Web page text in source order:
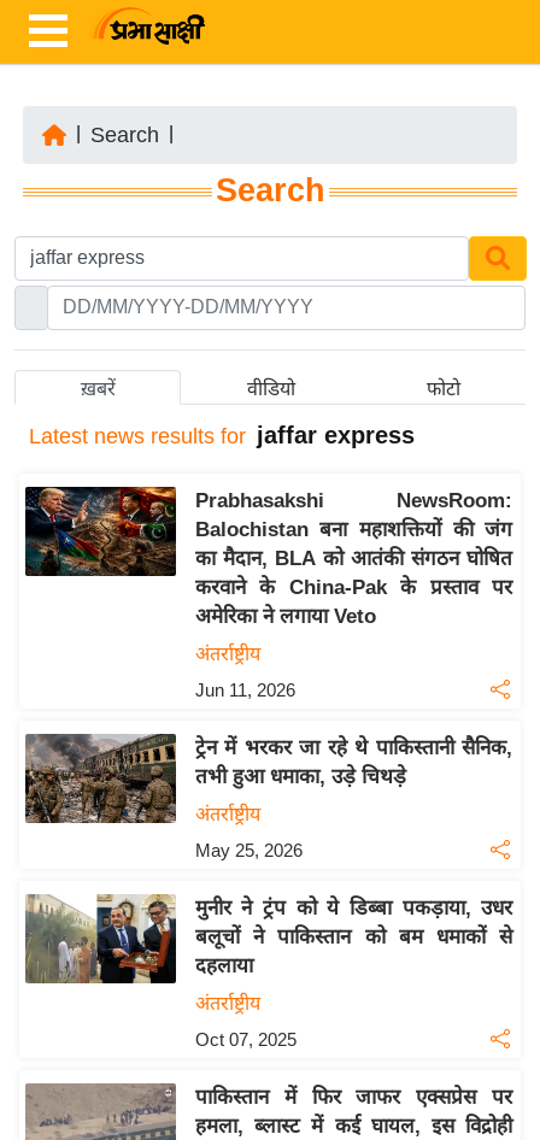
ज़ा
ख
र
ष्ट्री
अं
र्रा
ष्ट्री
य
उ
द्यो
ग
ज
त
वि
शे
य
ब
Search
Search
ख़बरें वीडियो फोटो
Latest news results for jaffar express
Prabhasakshi NewsRoom:
Balochistan बना महाशक्तियों की जंग
का मैदान, BLA को आतंकी संगठन घोषित
करवाने के China-Pak के प्रस्ताव पर
अमेरिका ने लगाया Veto
अंतर्राष्ट्रीय
Jun 11, 2026
ट्रेन में भरकर जा रहे थे पाकिस्तानी सैनिक,
तभी हुआ धमाका, उड़े चिथड़े
अंतर्राष्ट्रीय
May 25, 2026
मुनीर ने ट्रंप को ये डिब्बा पकड़ाया, उधर
बलूचों ने पाकिस्तान को बम धमाकों से
दहलाया
अंतर्राष्ट्रीय
Oct 07, 2025
पाकिस्तान में फिर जाफर एक्सप्रेस पर
हमला, ब्लास्ट में कई घायल, इस विद्रोही